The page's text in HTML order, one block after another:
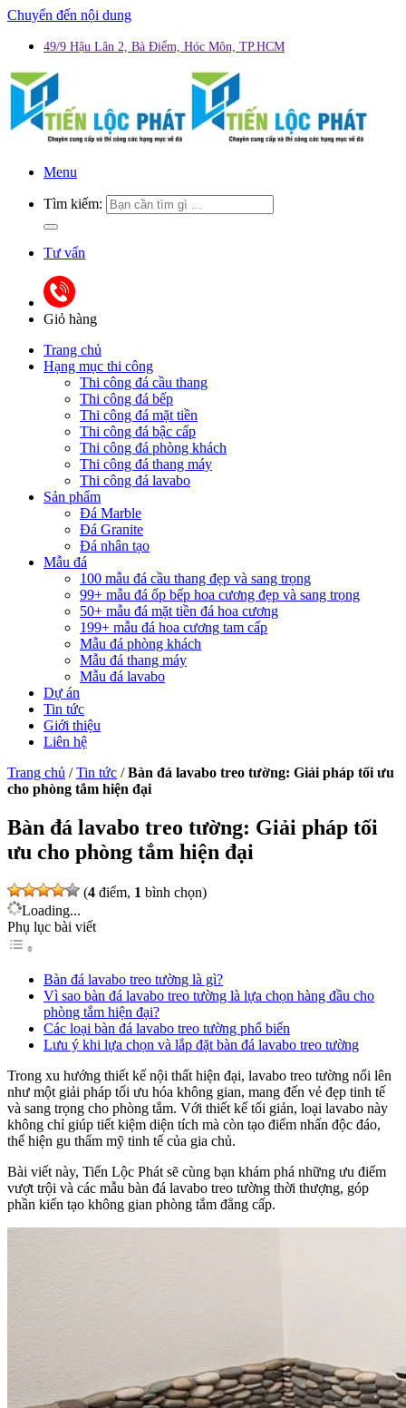
Chuyển đến nội dung
49/9 Hậu Lân 2, Bà Điểm, Hóc Môn, TP.HCM
Menu
Tìm kiếm:
Tư vấn
Giỏ hàng
Trang chủ
Hạng mục thi công
Thi công đá cầu thang
Thi công đá bếp
Thi công đá mặt tiền
Thi công đá bậc cấp
Thi công đá phòng khách
Thi công đá thang máy
Thi công đá lavabo
Sản phẩm
Đá Marble
Đá Granite
Đá nhân tạo
Mẫu đá
100 mẫu đá cầu thang đẹp và sang trọng
99+ mẫu đá ốp bếp hoa cương đẹp và sang trọng
50+ mẫu đá mặt tiền đá hoa cương
199+ mẫu đá hoa cương tam cấp
Mẫu đá phòng khách
Mẫu đá thang máy
Mẫu đá lavabo
Dự án
Tin tức
Giới thiệu
Liên hệ
Trang chủ /Tin tức /Bàn đá lavabo treo tường: Giải pháp tối ưu
cho phòng tắm hiện đại
Bàn đá lavabo treo tường: Giải pháp tối
ưu cho phòng tắm hiện đại
(4 điểm, 1 bình chọn)
Loading...
Phụ lục bài viết
Bàn đá lavabo treo tường là gì?
Vì sao bàn đá lavabo treo tường là lựa chọn hàng đầu cho
phòng tắm hiện đại?
Các loại bàn đá lavabo treo tường phổ biến
Lưu ý khi lựa chọn và lắp đặt bàn đá lavabo treo tường
Trong xu hướng thiết kế nội thất hiện đại, lavabo treo tường nổi lên
như một giải pháp tối ưu hóa không gian, mang đến vẻ đẹp tinh tế
và sang trọng cho phòng tắm. Với thiết kế tối giản, loại lavabo này
không chỉ giúp tiết kiệm diện tích mà còn tạo điểm nhấn độc đáo,
thể hiện gu thẩm mỹ tinh tế của gia chủ.
Bài viết này, Tiến Lộc Phát sẽ cùng bạn khám phá những ưu điểm
vượt trội và các mẫu bàn đá lavabo treo tường thời thượng, góp
phần kiến tạo không gian phòng tắm đẳng cấp.